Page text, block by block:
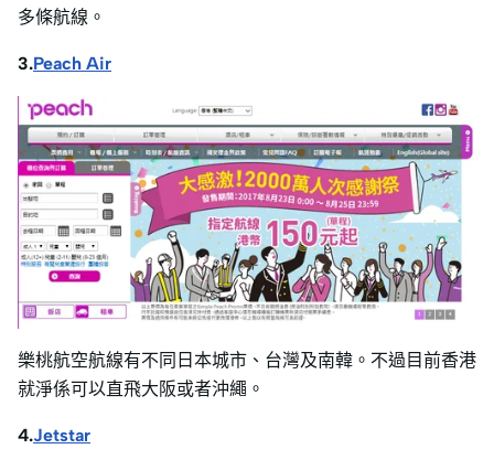
多條航線。
3.Peach Air
樂桃航空航線有不同日本城市、台灣及南韓。不過目前香港
就淨係可以直飛大阪或者沖繩。
4.Jetstar